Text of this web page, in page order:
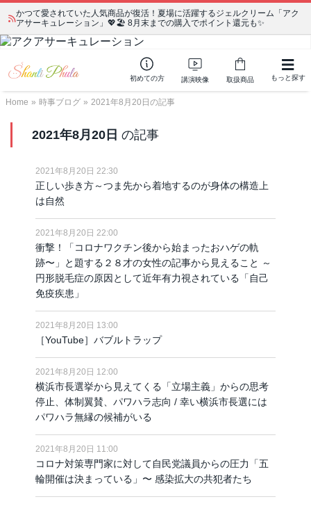
かつて愛されていた人気商品が復活！夏場に活躍するジェルクリーム「アク
アサーキュレーション」💖🏖️ 8月末までの購入でポイント還元も✨
初めての方 講演映像 取扱商品 もっと探す
Home » 時事ブログ » 2021年8月20日の記事
2021年8月20日 の記事
2021年8月20日 22:30
正しい歩き方～つま先から着地するのが身体の構造上
は自然
2021年8月20日 22:00
衝撃！「コロナワクチン後から始まったおハゲの軌
跡〜」と題する２８才の女性の記事から見えること ～
円形脱毛症の原因として近年有力視されている「自己
免疫疾患」
2021年8月20日 13:00
［YouTube］バブルトラップ
2021年8月20日 12:00
横浜市長選挙から見えてくる「立場主義」からの思考
停止、体制翼賛、パワハラ志向 / 幸い横浜市長選には
パワハラ無縁の候補がいる
2021年8月20日 11:00
コロナ対策専門家に対して自民党議員からの圧力「五
輪開催は決まっている」〜 感染拡大の共犯者たち